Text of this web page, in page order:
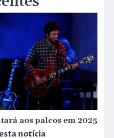
aos palcos em 2025
notícia